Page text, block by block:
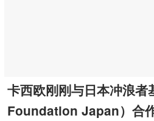
卡西欧刚刚与日本冲浪
Foundation Japan）合